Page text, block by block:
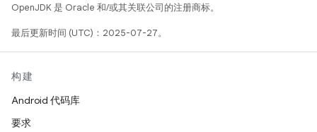
OpenJDK 是 Oracle 和/或其关联公司的注册商标。
最后更新时间 (UTC)：2025-07-27。
构建
Android 代码库
要求